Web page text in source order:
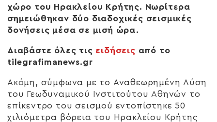
χώρο του Ηρακλείου Κρήτης. Νωρίτερα
σημειώθηκαν δύο διαδοχικές σεισμικές
δονήσεις μέσα σε μισή ώρα.
Διαβάστε όλες τις ειδήσεις από το
tilegrafimanews.gr
Ακόμη, σύμφωνα με το Αναθεωρημένη Λύση
του Γεωδυναμικού Ινστιτούτου Αθηνών το
επίκεντρο του σεισμού εντοπίστηκε 50
χιλιόμετρα βόρεια του Ηρακλείου Κρήτης